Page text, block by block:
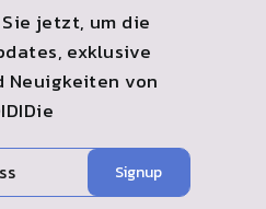
jetzt, um die
exklusive
Neuigkeiten von
Die
Signup